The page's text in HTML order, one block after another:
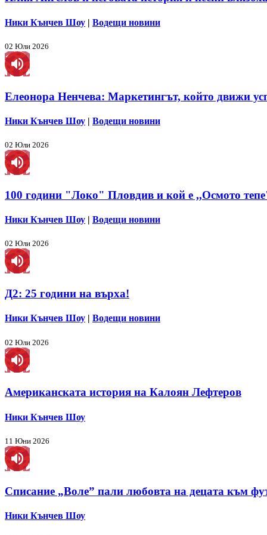
Ники Кънчев Шоу | Водещи новини
02 Юли 2026
Елеонора Ненчева: Маркетингът, който движи
Ники Кънчев Шоу | Водещи новини
02 Юли 2026
100 години "Локо" Пловдив и кой е ,,Осмото
Ники Кънчев Шоу | Водещи новини
02 Юли 2026
Д2: 25 години на върха!
Ники Кънчев Шоу | Водещи новини
02 Юли 2026
Американската история на Калоян Лефтеров
Ники Кънчев Шоу
11 Юни 2026
Списание „Воле” пали любовта на децата към
Ники Кънчев Шоу